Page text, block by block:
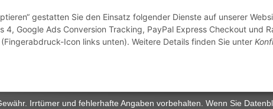
gestatten Sie den Einsatz folgender Dienste auf unserer
4, Google Ads Conversion Tracking, PayPal Express Checkout und
Icon links unten). Weitere Details finden Sie unter
Karriere Versandinformationen
Irrtümer und fehlerhafte Angaben vorbehalten. Wenn Sie